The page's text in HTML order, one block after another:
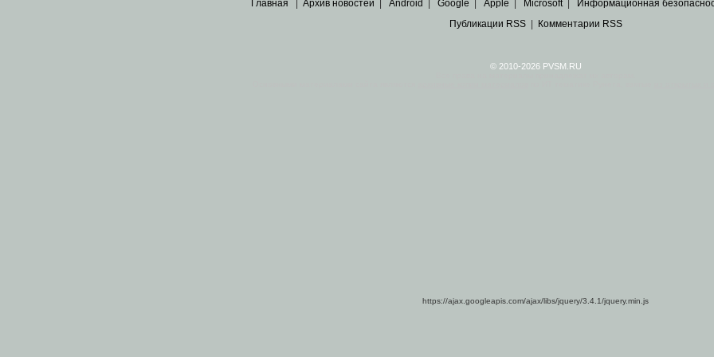
Главная Архив новостей Android Google Apple Microsoft| Информационная
Публикации RSS| Комментарии RSS
© 2010-2026 PVSM.RU
https://ajax.googleapis.com/ajax/libs/jquery/3.4.1/jquery.min.js